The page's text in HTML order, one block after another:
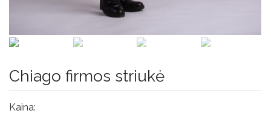
Chiago firmos striukė
Kaina: